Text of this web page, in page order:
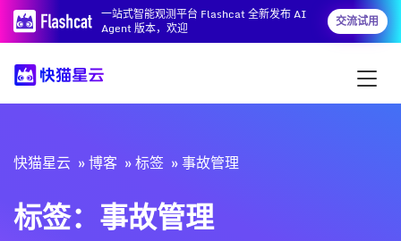
一站式智能观测平台 Flashcat 全新发布 AI
Agent 版本，欢迎
交流试用
快猫星云 博客 标签 事故管理
标签：事故管理